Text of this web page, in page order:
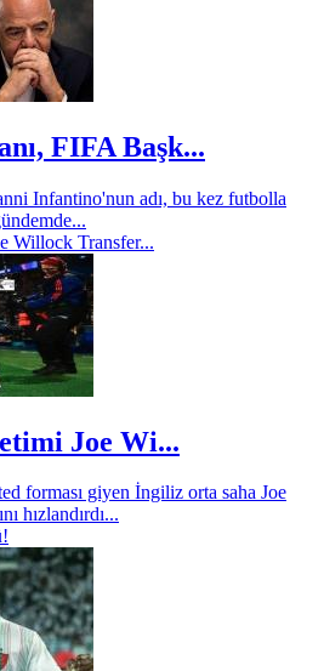
FIFA Başk...
Infantino'nun adı, bu kez futbolla
Willock Transfer...
Joe Wi...
forması giyen İngiliz orta saha Joe
hızlandırdı...